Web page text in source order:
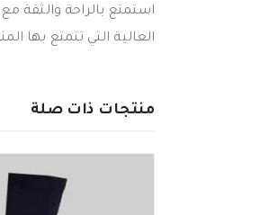
استمتع بالراحة والثقة
العالية التي تتمتع بها
منتجات ذات صلة